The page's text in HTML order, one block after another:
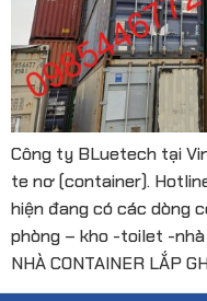
Công ty BLuetech tại
te nơ (container).
hiện đang có các dòng
phòng – kho -toilet -
NHÀ CONTAINER LẮP